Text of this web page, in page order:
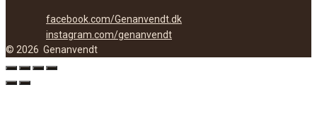
facebook.com/Genanvendt.dk
instagram.com/genanvendt
© 2026 Genanvendt